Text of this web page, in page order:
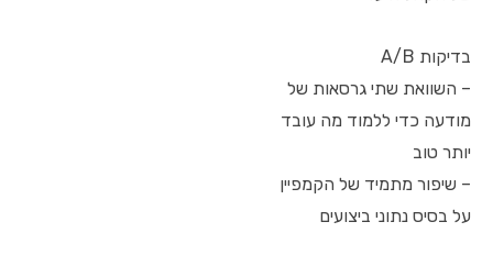
בדיקות A/B
– השוואת שתי גרסאות של
מודעה כדי ללמוד מה עובד
יותר טוב
– שיפור מתמיד של הקמפיין
על בסיס נתוני ביצועים